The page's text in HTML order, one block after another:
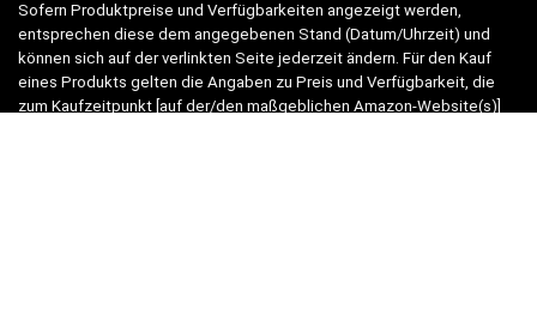
Sofern Produktpreise und Verfügbarkeiten angezeigt werden,
entsprechen diese dem angegebenen Stand (Datum/Uhrzeit) und
können sich auf der verlinkten Seite jederzeit ändern. Für den Kauf
eines Produkts gelten die Angaben zu Preis und Verfügbarkeit, die
zum Kaufzeitpunkt [auf der/den maßgeblichen Amazon-Website(s)]